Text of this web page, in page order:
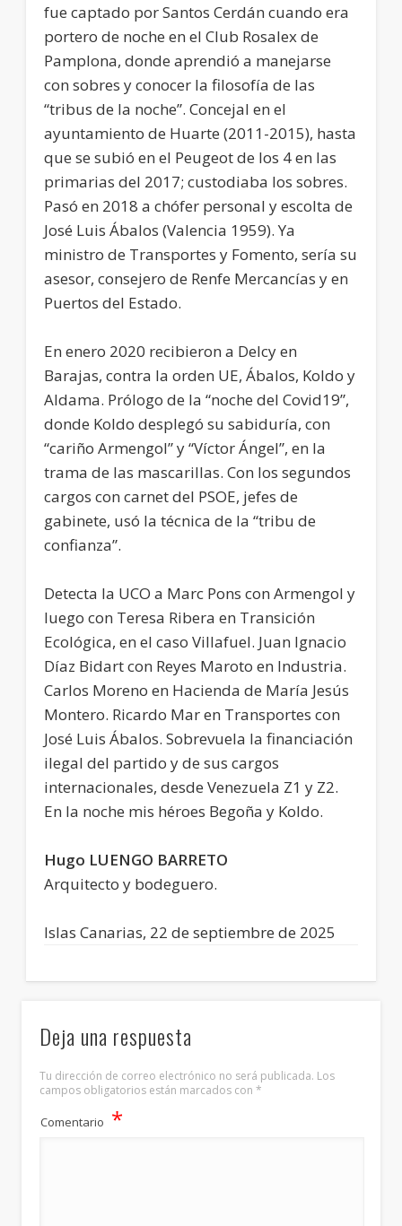
fue captado por Santos Cerdán cuando era
portero de noche en el Club Rosalex de
Pamplona, donde aprendió a manejarse
con sobres y conocer la filosofía de las
“tribus de la noche”. Concejal en el
ayuntamiento de Huarte (2011-2015), hasta
que se subió en el Peugeot de los 4 en las
primarias del 2017; custodiaba los sobres.
Pasó en 2018 a chófer personal y escolta de
José Luis Ábalos (Valencia 1959). Ya
ministro de Transportes y Fomento, sería su
asesor, consejero de Renfe Mercancías y en
Puertos del Estado.
En enero 2020 recibieron a Delcy en
Barajas, contra la orden UE, Ábalos, Koldo y
Aldama. Prólogo de la “noche del Covid19”,
donde Koldo desplegó su sabiduría, con
“cariño Armengol” y “Víctor Ángel”, en la
trama de las mascarillas. Con los segundos
cargos con carnet del PSOE, jefes de
gabinete, usó la técnica de la “tribu de
confianza”.
Detecta la UCO a Marc Pons con Armengol y
luego con Teresa Ribera en Transición
Ecológica, en el caso Villafuel. Juan Ignacio
Díaz Bidart con Reyes Maroto en Industria.
Carlos Moreno en Hacienda de María Jesús
Montero. Ricardo Mar en Transportes con
José Luis Ábalos. Sobrevuela la financiación
ilegal del partido y de sus cargos
internacionales, desde Venezuela Z1 y Z2.
En la noche mis héroes Begoña y Koldo.
Hugo LUENGO BARRETO
Arquitecto y bodeguero.
Islas Canarias, 22 de septiembre de 2025
Deja una respuesta
Tu dirección de correo electrónico no será publicada. Los
campos obligatorios están marcados con*
Comentario *